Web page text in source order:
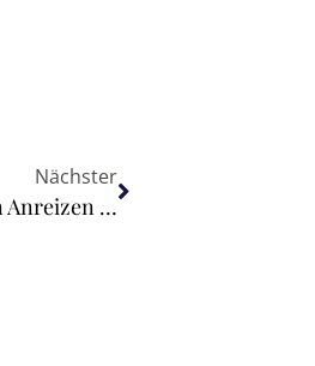
Nächster
Rat billigt Schlussfolgerungen zur Nutzung von steuerlichen Anreizen zur Unterstützung sauberer Technologien und einer sauberen Industrie